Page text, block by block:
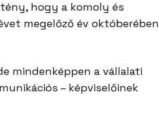
tény, hogy a komoly és
megelőző év októberében
mindenképpen a vállalati
– képviselőinek